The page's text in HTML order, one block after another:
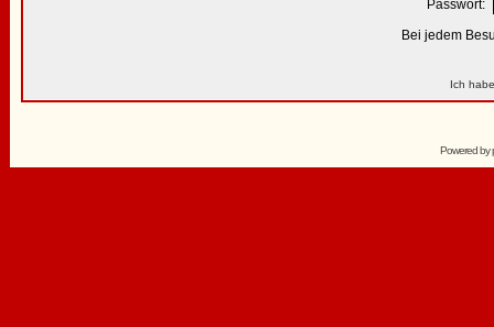
Passwort:
Bei jedem
Ich
Powered by